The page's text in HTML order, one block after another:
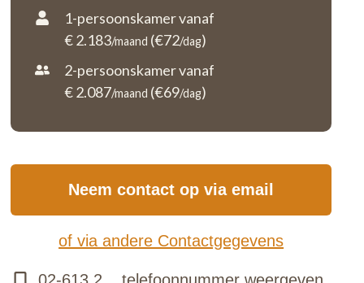
1-persoonskamer vanaf
€ 2.183/maand (€72/dag)
2-persoonskamer vanaf
€ 2.087/maand (€69/dag)
Neem contact op via email
of via andere Contactgegevens